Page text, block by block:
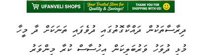
ދިރާސާތަކުން ދައްކާގޮތުގައި ދުވެފައި ތަނަކަށް ދާ މީހާ
މުޅި ދުވަހު ވަރުބަލިކަން އިހުސާސް ކުރާ މިންވަރު